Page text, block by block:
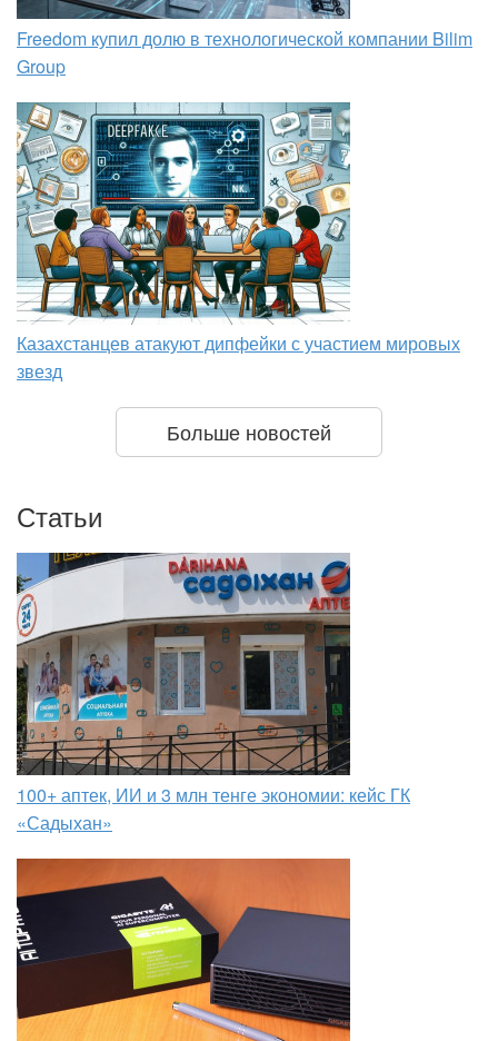
Freedom купил долю в технологической компании Bilim
Group
Казахстанцев атакуют дипфейки с участием мировых
звезд
Больше новостей
Статьи
100+ аптек, ИИ и 3 млн тенге экономии: кейс ГК
«Садыхан»